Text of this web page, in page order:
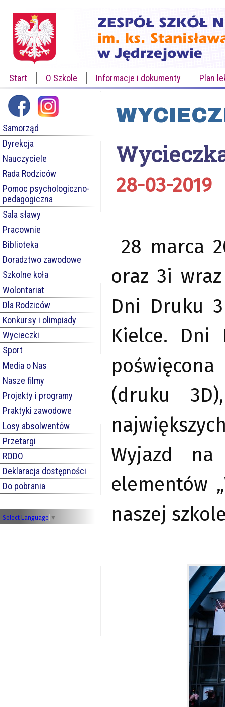
Start O Szkole Informacje i dokumenty Plan
Samorząd
Dyrekcja
Nauczyciele
Rada Rodziców
Pomoc psychologiczno-
pedagogiczna
Sala sławy
Pracownie
Biblioteka
Doradztwo zawodowe
Szkolne koła
Wolontariat
Dla Rodziców
Konkursy i olimpiady
Wycieczki
Sport
Media o Nas
Nasze filmy
Projekty i programy
Praktyki zawodowe
Losy absolwentów
Przetargi
RODO
Deklaracja dostępności
Do pobrania
Select Language ▼
28-03-2019
28 marca
oraz 3i
Dni Druku
Kielce. Dni
(druku
Wyjazd
elementów
naszej